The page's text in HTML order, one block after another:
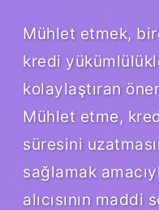
Mühlet etmek,
kredi
kolaylaştıran
Mühlet etme,
süresini
sağlamak
alıcısının maddi